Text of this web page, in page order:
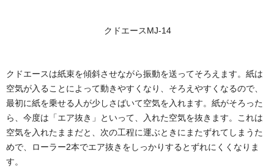
クドエースMJ-14
クドエースは紙束を傾斜させながら振動を送ってそろえます。紙は
空気が入ることによって動きやすくなり、そろえやすくなるので、
最初に紙を乗せる人が少しさばいて空気を入れます。紙がそろった
ら、今度は「エア抜き」といって、入れた空気を抜きます。これは
空気を入れたままだと、次の工程に運ぶときにまたずれてしまうた
めで、ローラー2本でエア抜きをしっかりするとずれにくくなりま
す。